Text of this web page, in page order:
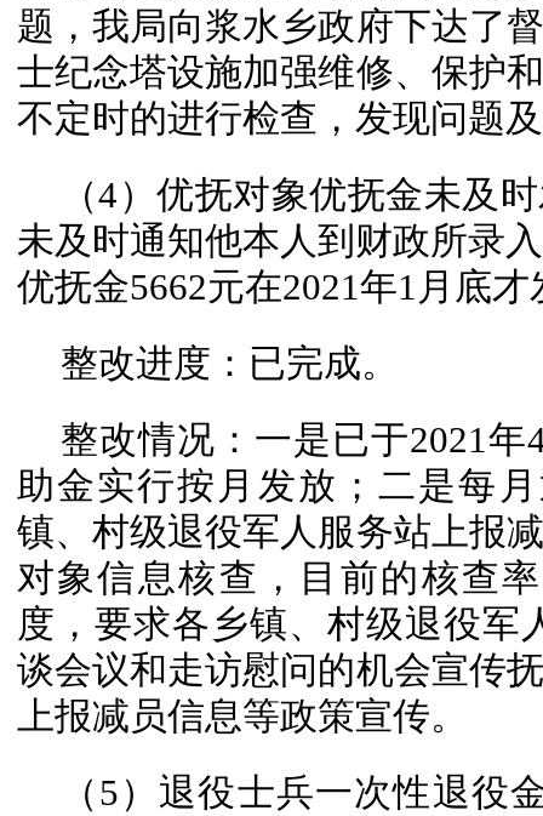
题，我局向浆水乡政府下达了
士纪念塔设施加强维修、保护
不定时的进行检查，发现问题
（4）优抚对象优抚金未及
未及时通知他本人到财政所录
优抚金5662元在2021年1月底
整改进度：已完成。
整改情况：一是已于2021
助金实行按月发放；二是每
镇、村级退役军人服务站上报
对象信息核查，目前的核查
度，要求各乡镇、村级退役军
谈会议和走访慰问的机会宣传
上报减员信息等政策宣传。
（5）退役士兵一次性退役